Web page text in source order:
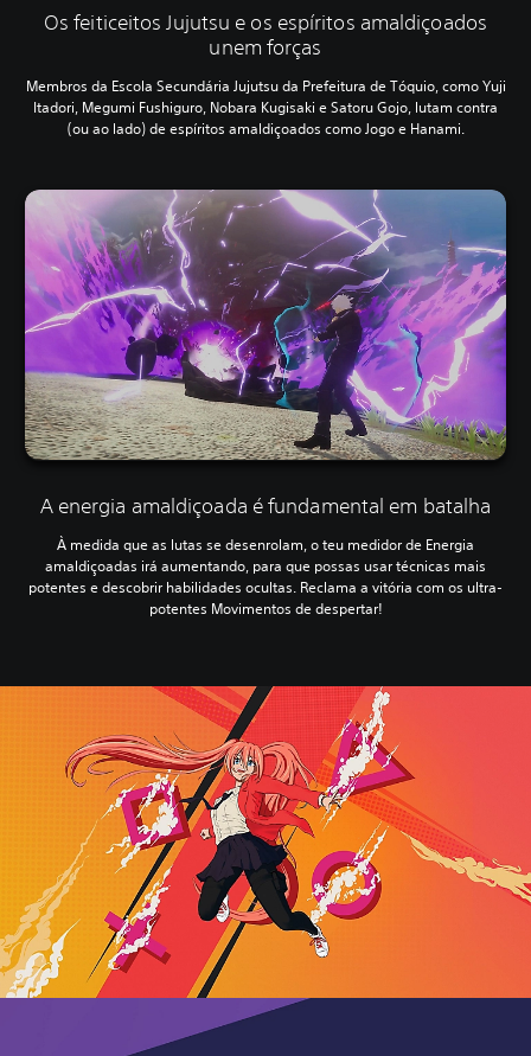
Os feiticeitos Jujutsu e os espíritos amaldiçoados
unem forças
Membros da Escola Secundária Jujutsu da Prefeitura de Tóquio, como Yuji
Itadori, Megumi Fushiguro, Nobara Kugisaki e Satoru Gojo, lutam contra
(ou ao lado) de espíritos amaldiçoados como Jogo e Hanami.
A energia amaldiçoada é fundamental em batalha
À medida que as lutas se desenrolam, o teu medidor de Energia
amaldiçoadas irá aumentando, para que possas usar técnicas mais
potentes e descobrir habilidades ocultas. Reclama a vitória com os ultra-
potentes Movimentos de despertar!